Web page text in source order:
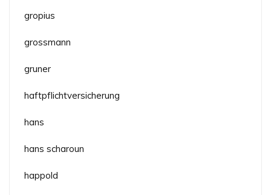
gropius
grossmann
gruner
haftpflichtversicherung
hans
hans scharoun
happold